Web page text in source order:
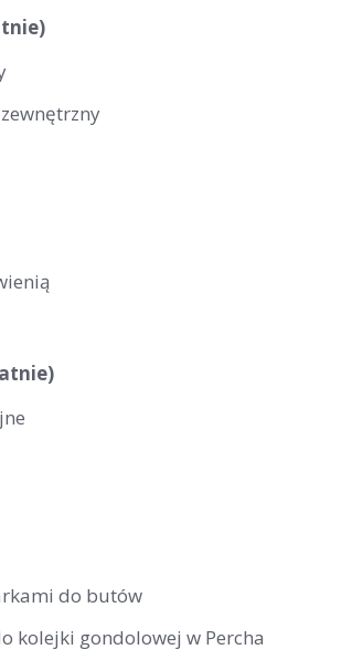
do butów
kolejki gondolowej w Percha